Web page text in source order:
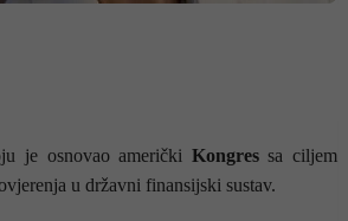
je osnovao američki Kongressa ciljem
u državni finansijski sustav.